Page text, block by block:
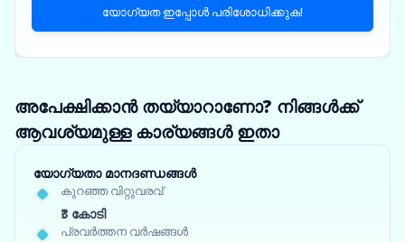
യോഗ്യത ഇപ്പോൾ പരിശോധിക്കുക!
അപേക്ഷിക്കാൻ തയ്യാറാണോ? നിങ്ങൾക്ക്
ആവശ്യമുള്ള കാര്യങ്ങൾ ഇതാ
യോഗ്യതാ മാനദണ്ഡങ്ങൾ
കുറഞ്ഞ വിറ്റുവരവ്
₹3 കോടി
പ്രവർത്തന വർഷങ്ങൾ